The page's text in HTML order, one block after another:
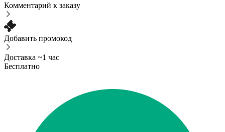
Комментарий к заказу
Добавить промокод
Доставка ~1 час
Бесплатно